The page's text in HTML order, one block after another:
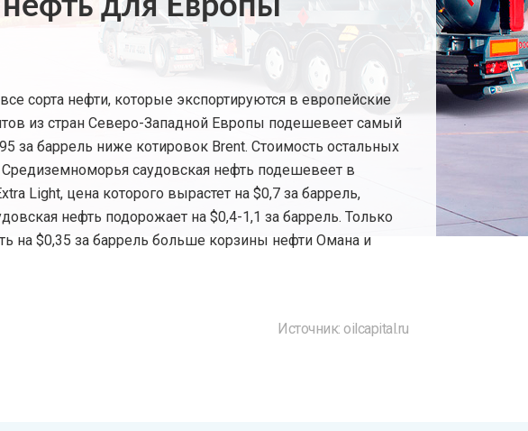
сорта нефти, которые экспортируются в европейские
из стран Северо-Западной Европы подешевеет самый
за баррель ниже котировок Brent. Стоимость остальных
Средиземноморья саудовская нефть подешевеет в
Light, цена которого вырастет на $0,7 за баррель,
нефть подорожает на $0,4-1,1 за баррель. Только
на $0,35 за баррель больше корзины нефти Омана и
Источник: oilcapital.ru